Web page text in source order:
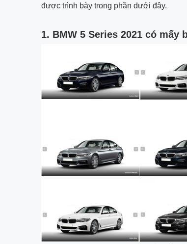
được trình bày trong phần dưới đây.
1. BMW 5 Series 2021 có mấy